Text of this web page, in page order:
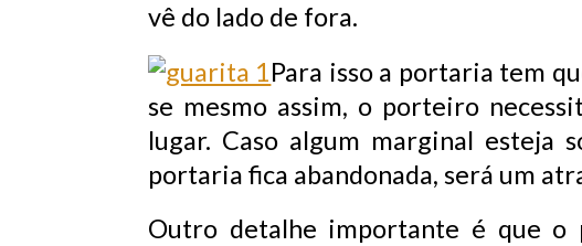
vê do lado de fora.
Para isso a portaria tem
se mesmo assim, o porteiro
lugar. Caso algum marginal esteja
portaria fica abandonada, será um
Outro detalhe importante é que o